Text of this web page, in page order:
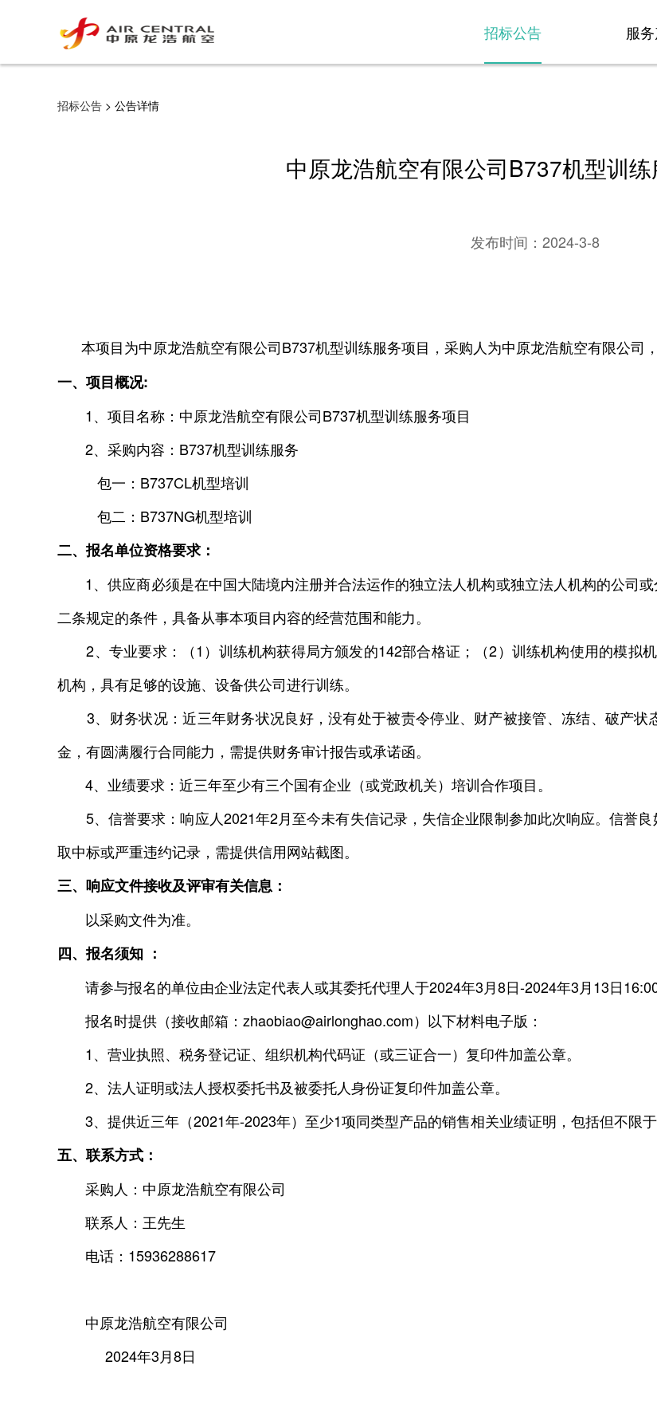
招标公告 服
招标公告 > 公告详情
中原龙浩航空有限公司B737机型训
发布时间： 2024-3-8
本项目为中原龙浩航空有限公司B737机型训练服务项目，采购人为中原龙浩航空有限公司
一、项目概况:
1、项目名称：中原龙浩航空有限公司B737机型训练服务项目
2、采购内容：B737机型训练服务
包一：B737CL机型培训
包二：B737NG机型培训
二、报名单位资格要求：
1、供应商必须是在中国大陆境内注册并合法运作的独立法人机构或独立法人机构的公司
二条规定的条件，具备从事本项目内容的经营范围和能力。
2、专业要求：（1）训练机构获得局方颁发的142部合格证；（2）训练机构使用的模拟
机构，具有足够的设施、设备供公司进行训练。
3、财务状况：近三年财务状况良好，没有处于被责令停业、财产被接管、冻结、破产状
金，有圆满履行合同能力，需提供财务审计报告或承诺函。
4、业绩要求：近三年至少有三个国有企业（或党政机关）培训合作项目。
5、信誉要求：响应人2021年2月至今未有失信记录，失信企业限制参加此次响应。信誉
取中标或严重违约记录，需提供信用网站截图。
三、响应文件接收及评审有关信息：
以采购文件为准。
四、报名须知 ：
请参与报名的单位由企业法定代表人或其委托代理人于2024年3月8日-2024年3月13日16:00
报名时提供（接收邮箱：zhaobiao@airlonghao.com）以下材料电子版：
1、营业执照、税务登记证、组织机构代码证（或三证合一）复印件加盖公章。
2、法人证明或法人授权委托书及被委托人身份证复印件加盖公章。
3、提供近三年（2021年-2023年）至少1项同类型产品的销售相关业绩证明，包括但不限于
五、联系方式：
采购人：中原龙浩航空有限公司
联系人：王先生
电话：15936288617
中原龙浩航空有限公司
2024年3月8日